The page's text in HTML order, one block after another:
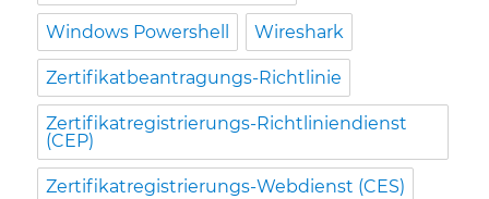
Windows Powershell Wireshark
Zertifikatbeantragungs-Richtlinie
Zertifikatregistrierungs-Richtliniendienst
(CEP)
Zertifikatregistrierungs-Webdienst (CES)